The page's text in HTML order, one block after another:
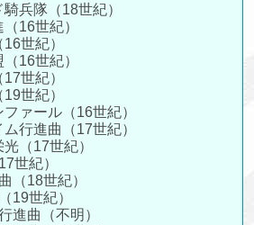
兵隊（18世紀）
16世紀）
世紀）
16世紀）
世紀）
世紀）
ァール（16世紀）
行進曲（17世紀）
（17世紀）
世紀）
（18世紀）
19世紀）
進曲（不明）